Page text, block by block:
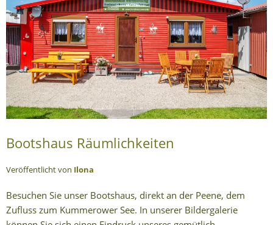
Bootshaus Räumlichkeiten
Veröffentlicht von Ilona
Besuchen Sie unser Bootshaus, direkt an der Peene, dem
Zufluss zum Kummerower See. In unserer Bildergalerie